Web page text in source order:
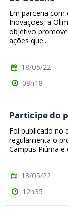
Em parceria
Inovações, a
objetivo
ações que...
18/05/22
08h18
Participe do
Foi publicado no
regulamenta o
Campus Piúma
13/05/22
12h35